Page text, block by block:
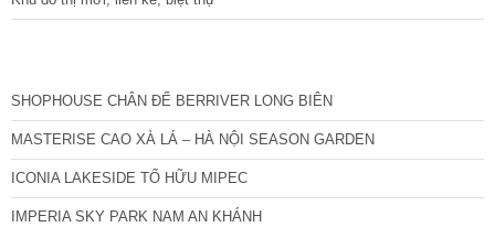
SHOPHOUSE CHÂN ĐẾ BERRIVER LONG BIÊN
MASTERISE CAO XÀ LÁ – HÀ NỘI SEASON GARDEN
ICONIA LAKESIDE TỐ HỮU MIPEC
IMPERIA SKY PARK NAM AN KHÁNH